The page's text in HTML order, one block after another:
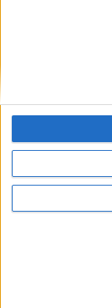
og går på
Redaktør,